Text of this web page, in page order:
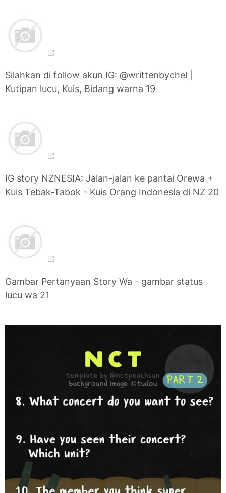
Silahkan di follow akun IG: @writtenbychel |
Kutipan lucu, Kuis, Bidang warna 19
IG story NZNESIA: Jalan-jalan ke pantai Orewa +
Kuis Tebak-Tabok - Kuis Orang Indonesia di NZ 20
Gambar Pertanyaan Story Wa - gambar status
lucu wa 21